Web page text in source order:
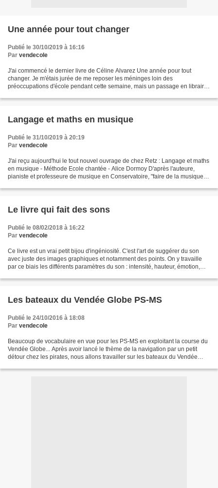
Une année pour tout changer
Publié le 30/10/2019 à 16:16
Par vendecole
J'ai commencé le dernier livre de Céline Alvarez Une année pour tout
changer. Je m'étais jurée de me reposer les méninges loin des
préoccupations d'école pendant cette semaine, mais un passage en librairie
Langage et maths en musique
Publié le 31/10/2019 à 20:19
Par vendecole
J'ai reçu aujourd'hui le tout nouvel ouvrage de chez Retz : Langage et maths
en musique - Méthode Ecole chantée - Alice Dormoy D'après l'auteure,
pianiste et professeure de musique en Conservatoire, "faire de la musique
Le livre qui fait des sons
Publié le 08/02/2018 à 16:22
Par vendecole
Ce livre est un vrai petit bijou d'ingéniosité. C'est l'art de suggérer du son
avec juste des images graphiques et notamment des points. On y travaille
par ce biais les différents paramètres du son : intensité, hauteur, émotion,
Les bateaux du Vendée Globe PS-MS
Publié le 24/10/2016 à 18:08
Par vendecole
Beaucoup de vocabulaire en vue pour les PS-MS en exploitant la course du
Vendée Globe... Après avoir lancé le thème de la navigation par un petit
détour chez les pirates, nous allons travailler sur les bateaux du Vendée